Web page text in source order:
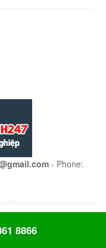
- Phone:
8866